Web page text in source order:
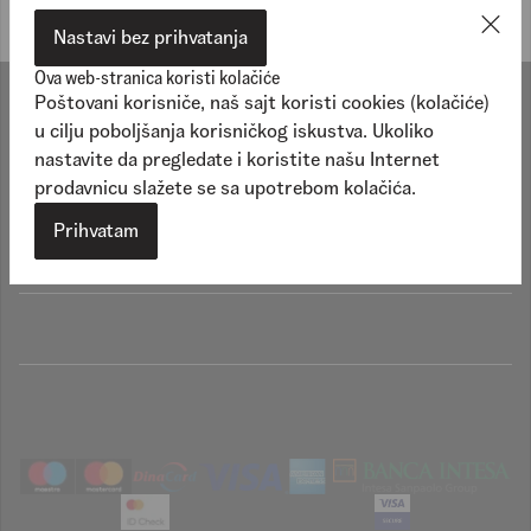
Shop
Sport
Brend
Nastavi bez prihvatanja
Ova web-stranica koristi kolačiće
Poštovani korisniče, naš sajt koristi cookies (kolačiće)
u cilju poboljšanja korisničkog iskustva. Ukoliko
nastavite da pregledate i koristite našu Internet
prodavnicu slažete se sa upotrebom kolačića.
Prihvatam